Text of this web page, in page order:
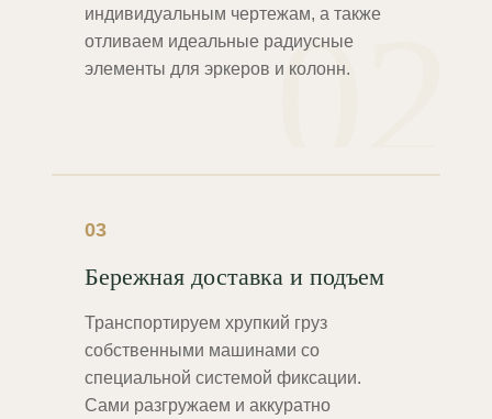
02
индивидуальным чертежам, а также
отливаем идеальные радиусные
элементы для эркеров и колонн.
03
Бережная доставка и подъем
Транспортируем хрупкий груз
собственными машинами со
специальной системой фиксации.
Сами разгружаем и аккуратно